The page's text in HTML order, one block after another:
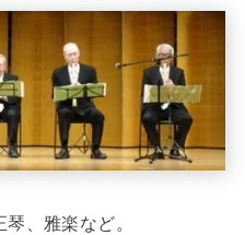
、雅楽など。